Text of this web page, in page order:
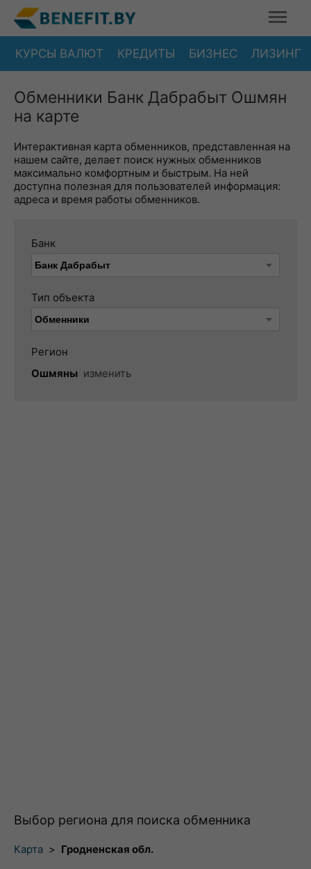
КУРСЫ ВАЛЮТ КРЕДИТЫ БИЗНЕС ЛИЗИНГ
Обменники Банк Дабрабыт Ошмян
на карте
Интерактивная карта обменников, представленная на
нашем сайте, делает поиск нужных обменников
максимально комфортным и быстрым. На ней
доступна полезная для пользователей информация:
адреса и время работы обменников.
Банк
Тип объекта
Регион
Ошмяны изменить
Выбор региона для поиска обменника
Карта > Гродненская обл.